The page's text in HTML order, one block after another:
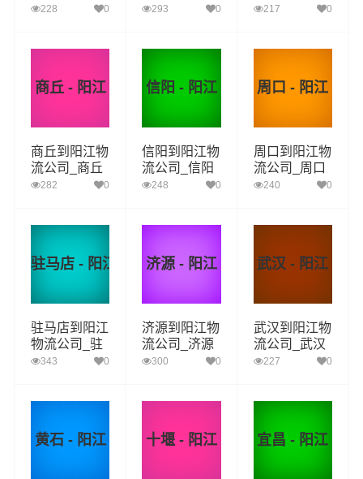
到阳江货运_
228 0
门峡到阳江货
293 0
到阳江货运_
217 0
商丘 - 阳江
商丘到阳江物
流公司_商丘
到阳江货运_
282 0
信阳 - 阳江
信阳到阳江物
流公司_信阳
到阳江货运_
248 0
周口 - 阳江
周口到阳江物
流公司_周口
到阳江货运_
240 0
驻马店 - 阳江
驻马店到阳江
物流公司_驻
马店到阳江货
343 0
济源 - 阳江
济源到阳江物
流公司_济源
到阳江货运_
300 0
武汉 - 阳江
武汉到阳江物
流公司_武汉
到阳江货运_
227 0
黄石 - 阳江 十堰 - 阳江 宜昌 - 阳江